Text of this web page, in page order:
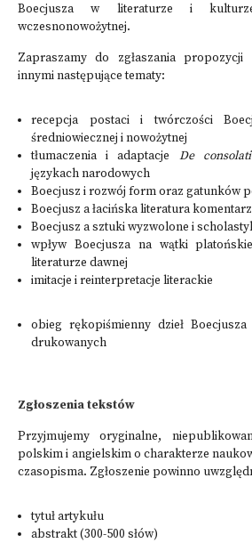
Boecjusza w literaturze i
wczesnonowożytnej.
Zapraszamy do zgłaszania propozycji
innymi następujące tematy:
recepcja postaci i twórczości
średniowiecznej i nowożytnej
tłumaczenia i adaptacje De
językach narodowych
Boecjusz i rozwój form oraz gatunków
Boecjusz a łacińska literatura
Boecjusz a sztuki wyzwolone i
wpływ Boecjusza na wątki
literaturze dawnej
imitacje i reinterpretacje literackie
obieg rękopiśmienny dzieł
drukowanych
Zgłoszenia tekstów
Przyjmujemy oryginalne,
polskim i angielskim o charakterze
czasopisma. Zgłoszenie powinno
tytuł artykułu
abstrakt (300-500 słów)